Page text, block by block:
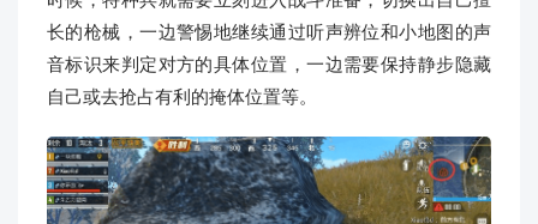
长的枪械，一边警惕地继续通过听声辨位和小地图的声
音标识来判定对方的具体位置，一边需要保持静步隐藏
自己或去抢占有利的掩体位置等。